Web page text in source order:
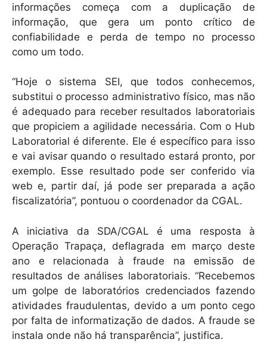
informações começa com a duplicação de
informação, que gera um ponto crítico de
confiabilidade e perda de tempo no processo
como um todo.
“Hoje o sistema SEI, que todos conhecemos,
substitui o processo administrativo físico, mas não
é adequado para receber resultados laboratoriais
que propiciem a agilidade necessária. Com o Hub
Laboratorial é diferente. Ele é específico para isso
e vai avisar quando o resultado estará pronto, por
exemplo. Esse resultado pode ser conferido via
web e, partir daí, já pode ser preparada a ação
fiscalizatória”, pontuou o coordenador da CGAL.
A iniciativa da SDA/CGAL é uma resposta à
Operação Trapaça, deflagrada em março deste
ano e relacionada à fraude na emissão de
resultados de análises laboratoriais. “Recebemos
um golpe de laboratórios credenciados fazendo
atividades fraudulentas, devido a um ponto cego
por falta de informatização de dados. A fraude se
instala onde não há transparência”, justifica.